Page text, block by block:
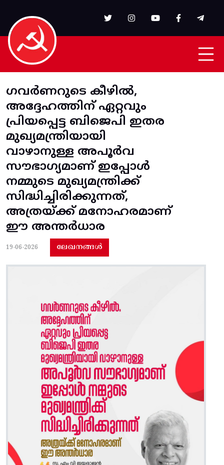
ഗവർണറുടെ കീഴിൽ,
അദ്ദേഹത്തിന് ഏറ്റവും
പ്രിയപ്പെട്ട ബിജെപി ഇതര
മുഖ്യമന്ത്രിയായി
വാഴാനുള്ള അപൂർവ
സൗഭാഗ്യമാണ് ഇപ്പോൾ
നമ്മുടെ മുഖ്യമന്ത്രിക്ക്
സിദ്ധിച്ചിരിക്കുന്നത്,
അത്രയ്ക്ക് മനോഹരമാണ്
ഈ അന്തർധാര
19-06-2026 ലേഖനങ്ങൾ